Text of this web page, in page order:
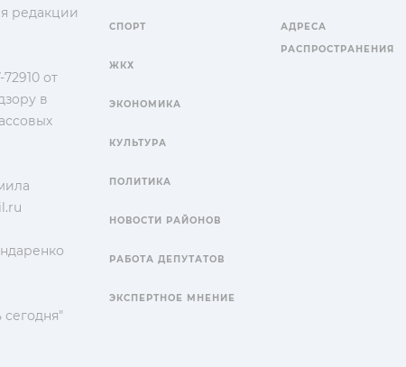
редакции
от
в
СПОРТ
ЖКХ
ЭКОНОМИКА
КУЛЬТУРА
ПОЛИТИКА
НОВОСТИ РАЙОНОВ
РАБОТА ДЕПУТАТОВ
ЭКСПЕРТНОЕ МНЕНИЕ
АДРЕСА
РАСПРОСТРАНЕНИЯ